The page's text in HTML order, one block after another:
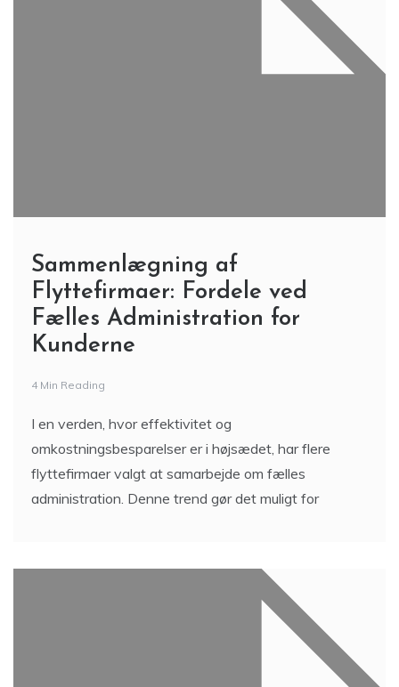
Sammenlægning af
Flyttefirmaer: Fordele ved
Fælles Administration for
Kunderne
4 Min Reading
I en verden, hvor effektivitet og
omkostningsbesparelser er i højsædet, har flere
flyttefirmaer valgt at samarbejde om fælles
administration. Denne trend gør det muligt for